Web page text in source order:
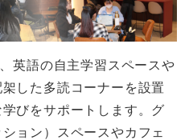
英語の自主学習スペースや
した多読コーナーを設置
びをサポートします。グ
ョン）スペースやカフェ